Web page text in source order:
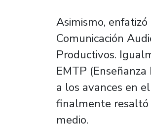
Asimismo,
Comunicación
Productivos.
EMTP
a los avances en
finalmente resaltó
medio.